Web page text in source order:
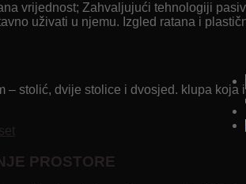
vrijednost; Zahvaljujući tehnologiji
uživati ​​u njemu. Izgled ratana i
– stolić, dvije stolice i dvosjed. klupa
PROSTORE